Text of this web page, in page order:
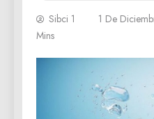
Sibci 1 1 De
Mins